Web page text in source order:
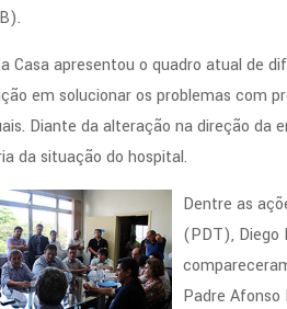
Casa apresentou o quadro atual de
em solucionar os problemas com
Diante da alteração na direção da
da situação do hospital.
Dentre as
(PDT), Diego
Padre